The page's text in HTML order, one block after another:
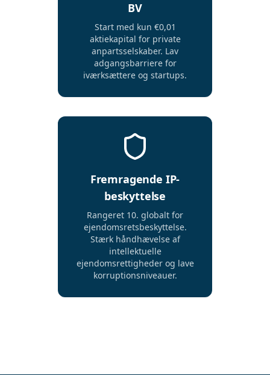
BV
Start med kun €0,01
aktiekapital for private
anpartsselskaber. Lav
adgangsbarriere for
iværksættere og startups.
Fremragende IP-
beskyttelse
Rangeret 10. globalt for
ejendomsretsbeskyttelse.
Stærk håndhævelse af
intellektuelle
ejendomsrettigheder og lave
korruptionsniveauer.